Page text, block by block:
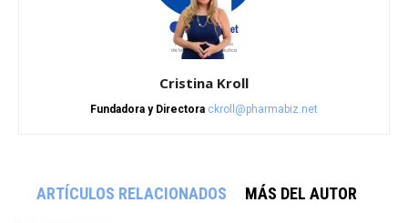
Cristina Kroll
Fundadora y Directora ckroll@pharmabiz.net
ARTÍCULOS RELACIONADOS MÁS DEL AUTOR